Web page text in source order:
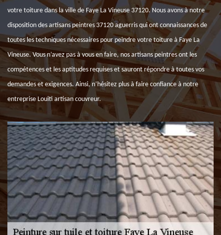
votre toiture dans la ville de Faye La Vineuse 37120. Nous avons à notre
disposition des artisans peintres 37120 aguerris qui ont connaissances de
toutes les techniques nécessaires pour peindre votre toiture à Faye La
Vineuse. Vous n’avez pas à vous en faire, nos artisans peintres ont les
compétences et les aptitudes requises et sauront répondre à toutes vos
demandes et exigences. Ainsi, n’hésitez plus à faire confiance à notre
entreprise Louiti artisan couvreur.